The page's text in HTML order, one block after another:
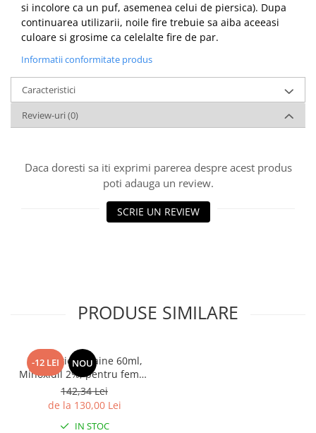
si incolore ca un puf, asemenea celui de piersica). Dupa
continuarea utilizarii, noile fire trebuie sa aiba aceeasi
culoare si grosime ca celelalte fire de par.
Informatii conformitate produs
Caracteristici
Review-uri (0)
Daca doresti sa iti exprimi parerea despre acest produs
poti adauga un review.
SCRIE UN REVIEW
PRODUSE SIMILARE
-12 LEI NOU
3x Solutie Rogaine 60ml,
Minoxidil 2%, pentru femei,
pipeta originala inclusa,
impotriva caderii parului,
tratament 3 luni
142,34 Lei
de la 130,00 Lei
IN STOC